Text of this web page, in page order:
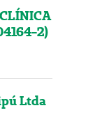
2)
Ltda